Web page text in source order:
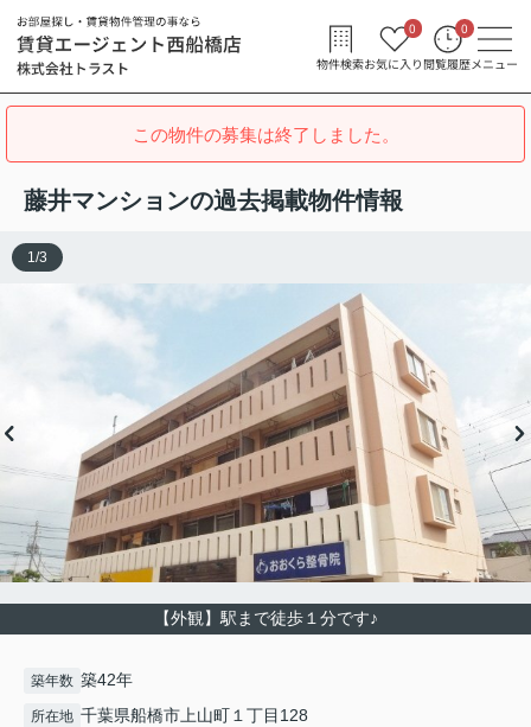
物件検索お気に入り
0
閲覧履歴
0
メニュー
この物件の募集は終了しました。
藤井マンションの過去掲載物件情報
【外観】駅まで徒歩１分です♪
1/3
築年数 築42年
所在地 千葉県船橋市上山町１丁目128